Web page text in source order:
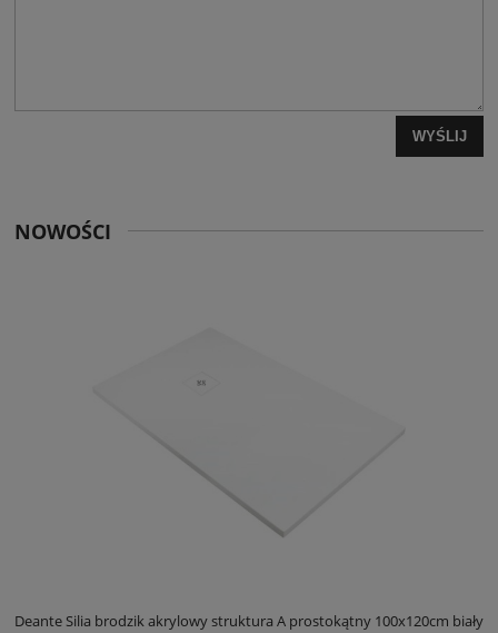
WYŚLIJ
NOWOŚCI
Deante Silia brodzik akrylowy struktura A prostokątny 100x120cm biały